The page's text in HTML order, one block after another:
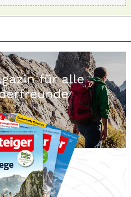
für alle